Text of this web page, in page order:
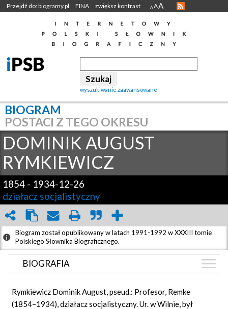
Przejdź do: biogramy.pl FINA zwiększ kontrast A AA
wyszukiwanie zaawansowane
BIOGRAM
POSTACI Z TEGO OKRESU
DOMINIK AUGUST
RYMKIEWICZ
1854 - 1934-12-26
działacz socjalistyczny
Biogram został opublikowany w latach 1991-1992 w XXXIII tomie
Polskiego Słownika Biograficznego.
BIOGRAFIA
GRAF POWIĄZAŃ
Rymkiewicz Dominik August, pseud.: Profesor, Remke
(1854–1934), działacz socjalistyczny. Ur. w Wilnie, był